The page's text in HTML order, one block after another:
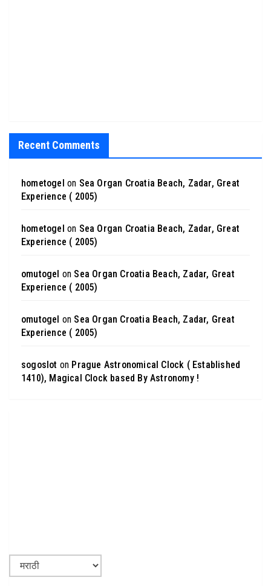
Recent Comments
hometogel on Sea Organ Croatia Beach, Zadar, Great
Experience ( 2005)
hometogel on Sea Organ Croatia Beach, Zadar, Great
Experience ( 2005)
omutogel on Sea Organ Croatia Beach, Zadar, Great
Experience ( 2005)
omutogel on Sea Organ Croatia Beach, Zadar, Great
Experience ( 2005)
sogoslot on Prague Astronomical Clock ( Established
1410), Magical Clock based By Astronomy !